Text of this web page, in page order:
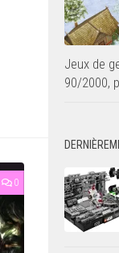
0
Jeux de
90/2000,